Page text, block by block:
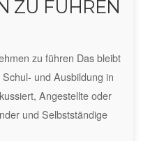
ZU FÜHREN
zu führen Das bleibt
und Ausbildung in
Angestellte oder
und Selbstständige